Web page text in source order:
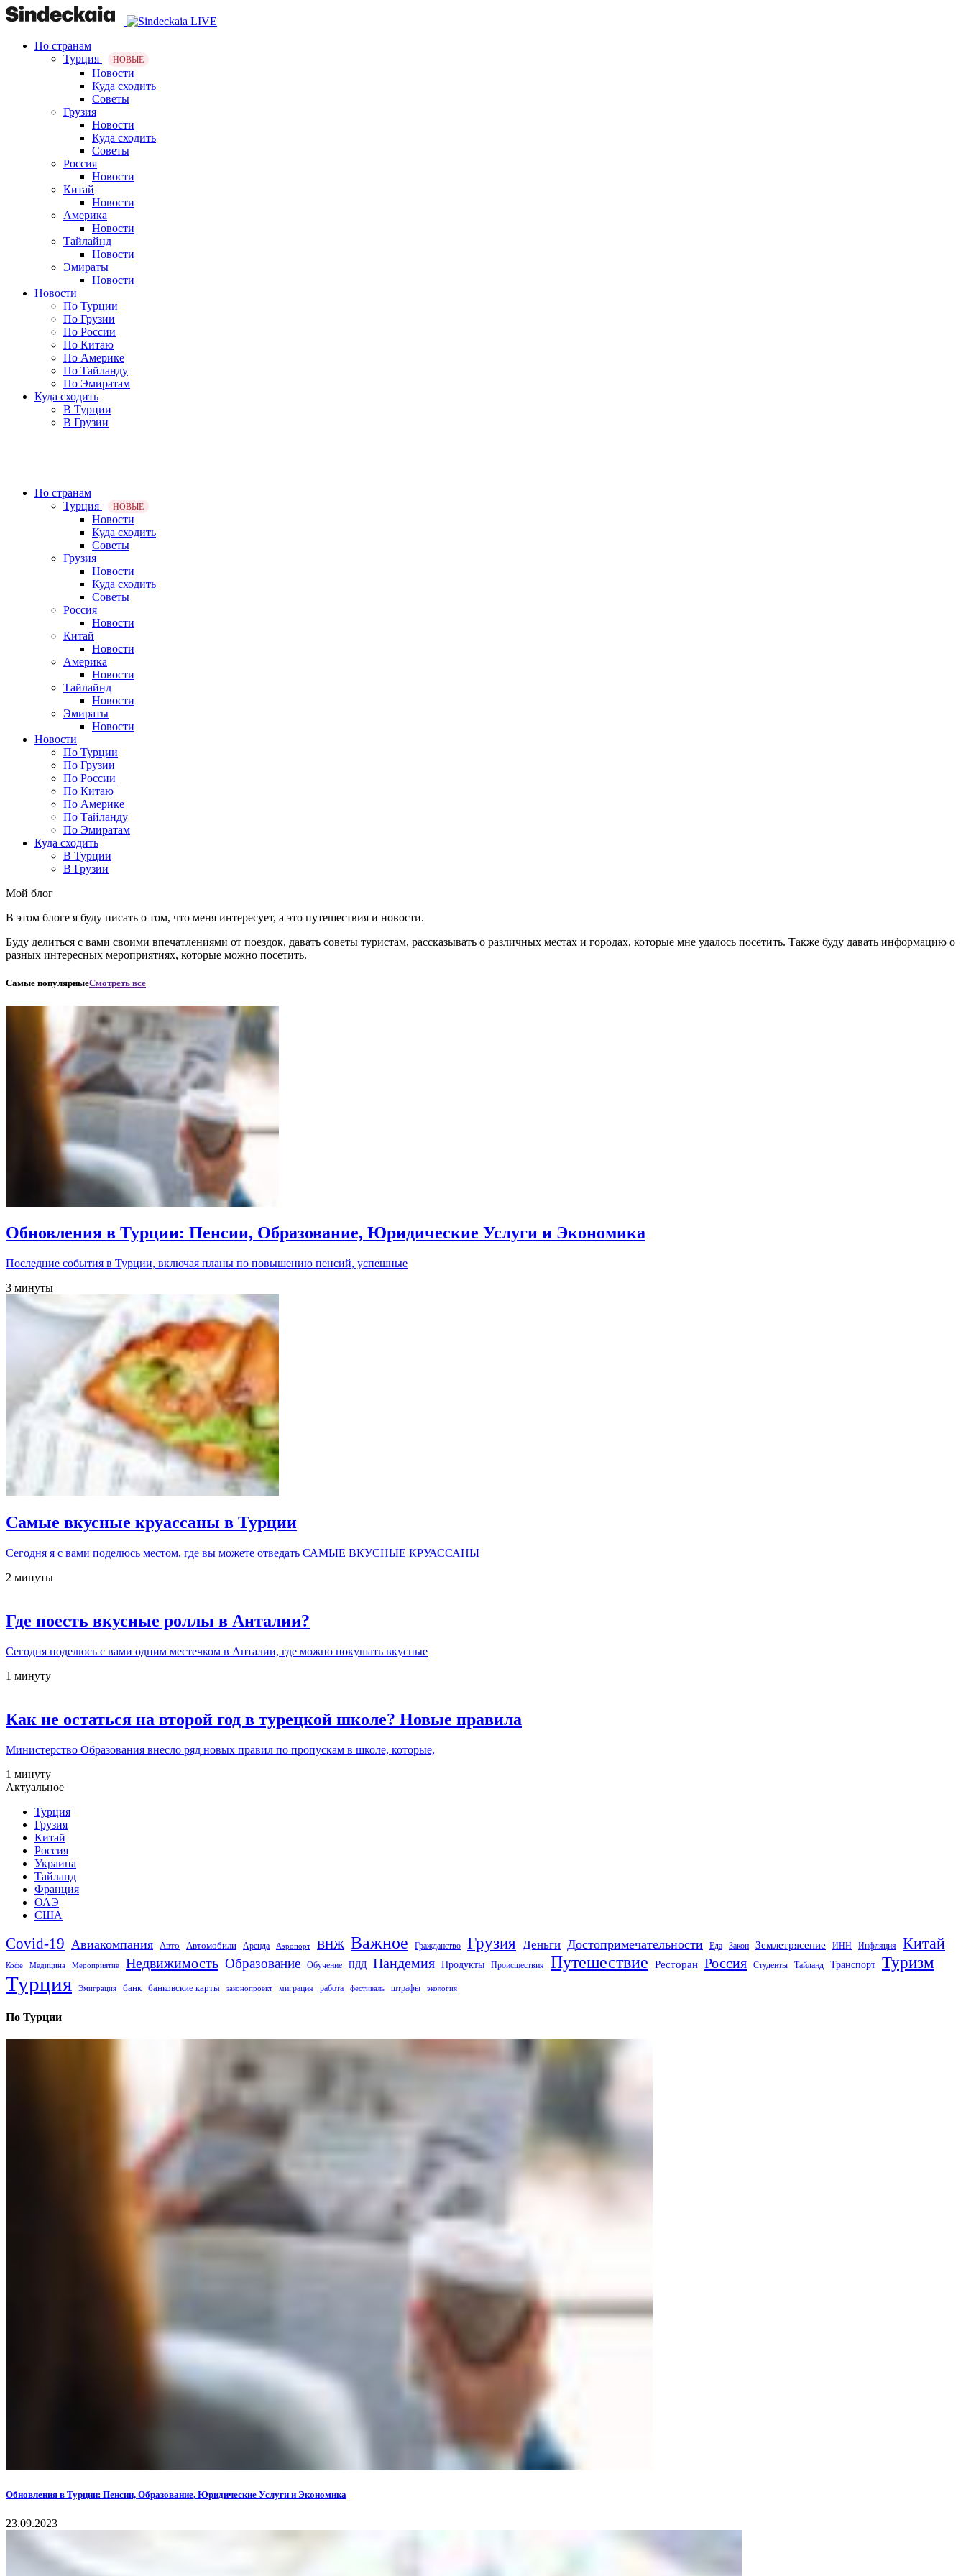
По странам
Турция
НОВЫЕ
Новости
Куда сходить
Советы
Грузия
Новости
Куда сходить
Советы
Россия
Новости
Китай
Новости
Америка
Новости
Тайлайнд
Новости
Эмираты
Новости
Новости
По Турции
По Грузии
По России
По Китаю
По Америке
По Тайланду
По Эмиратам
Куда сходить
В Турции
В Грузии
По странам
Турция
НОВЫЕ
Новости
Куда сходить
Советы
Грузия
Новости
Куда сходить
Советы
Россия
Новости
Китай
Новости
Америка
Новости
Тайлайнд
Новости
Эмираты
Новости
Новости
По Турции
По Грузии
По России
По Китаю
По Америке
По Тайланду
По Эмиратам
Куда сходить
В Турции
В Грузии
Мой блог
В этом блоге я буду писать о том, что меня интересует, а это путешествия и новости.
Буду делиться с вами своими впечатлениями от поездок, давать советы туристам, рассказывать о различных местах и городах, которые мне удалось посетить. Также буду давать информацию о
разных интересных мероприятиях, которые можно посетить.
Самые популярныеСмотреть все
Обновления в Турции: Пенсии, Образование, Юридические Услуги и Экономика
Последние события в Турции, включая планы по повышению пенсий, успешные
3 минуты
Самые вкусные круассаны в Турции
Сегодня я с вами поделюсь местом, где вы можете отведать САМЫЕ ВКУСНЫЕ КРУАССАНЫ
2 минуты
Где поесть вкусные роллы в Анталии?
Сегодня поделюсь с вами одним местечком в Анталии, где можно покушать вкусные
1 минуту
Как не остаться на второй год в турецкой школе? Новые правила
Министерство Образования внесло ряд новых правил по пропускам в школе, которые,
1 минуту
Актуальное
Турция
Грузия
Китай
Россия
Украина
Тайланд
Франция
ОАЭ
США
Covid-19 Авиакомпания Авто Автомобили Аренда Аэропорт ВНЖ Важное Гражданство Грузия Деньги Достопримечательности Еда Закон Землетрясение ИНН Инфляция Китай
Кофе Медицина Мероприятие Недвижимость Образование Обучение ПДД Пандемия Продукты Происшествия Путешествие Ресторан Россия Студенты Тайланд Транспорт Туризм
Турция Эмиграция банк банковские карты законопроект миграция работа фестиваль штрафы экология
По Турции
Обновления в Турции: Пенсии, Образование, Юридические Услуги и Экономика
23.09.2023